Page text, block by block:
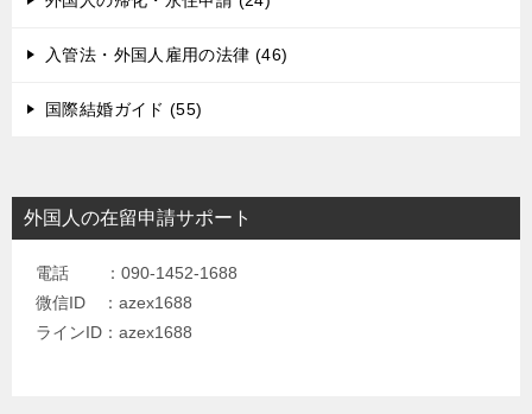
入管法・外国人雇用の法律 (46)
国際結婚ガイド (55)
外国人の在留申請サポート
電話 ：090-1452-1688
微信ID ：azex1688
ラインID：azex1688